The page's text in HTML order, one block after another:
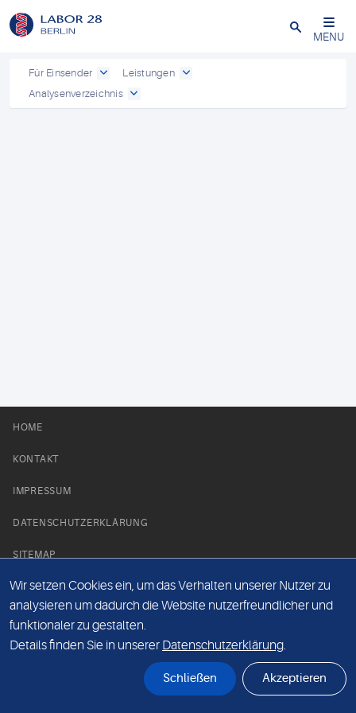
Schließen
MENU
Für Einsender
Leistungen
Analysenverzeichnis
HOME
KONTAKT
IMPRESSUM
DATENSCHUTZERKLÄRUNG
SITEMAP
NEWS PARTNER
Wir setzen Cookies ein, um das Verhalten unserer Nutzer zu
analysieren um dadurch die Website nutzerfreundlicher und
funktionaler zu gestalten.
Details finden Sie in unserer Datenschutzerklärung.
Schließen Akzeptieren